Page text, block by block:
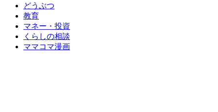
どうぶつ
教育
マネー・投資
くらしの相談
ママコマ漫画